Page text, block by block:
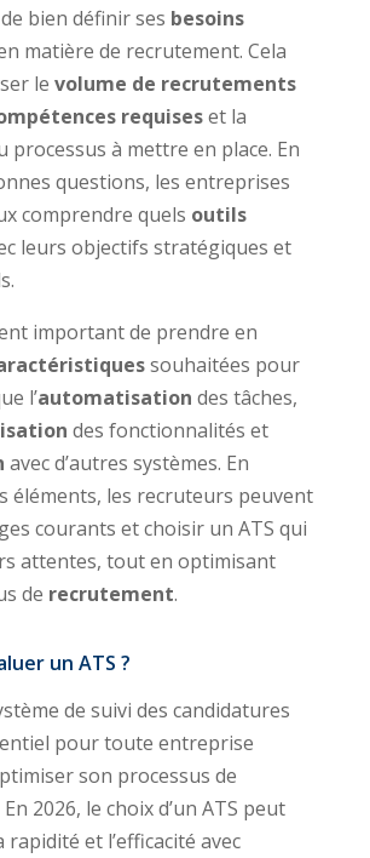
bien définir ses besoins
matière de recrutement. Cela
le volume de recrutements
requiseset la
processus à mettre en place. En
questions, les entreprises
comprendre quels outils
leurs objectifs stratégiques et
important de prendre en
souhaitées pour
l’automatisation des tâches,
des fonctionnalités et
avec d’autres systèmes. En
éléments, les recruteurs peuvent
courants et choisir un ATS qui
attentes, tout en optimisant
de recrutement.
un ATS ?
de suivi des candidatures
pour toute entreprise
son processus de
2026, le choix d’un ATS peut
et l’efficacité avec